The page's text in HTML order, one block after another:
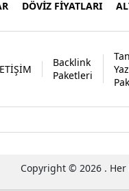
DÖVİZ FİYATLARI
Backlink
Paketleri
Copyright © 2026 . Her